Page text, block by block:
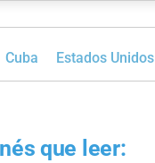
Cuba Estados Unidos
que leer: